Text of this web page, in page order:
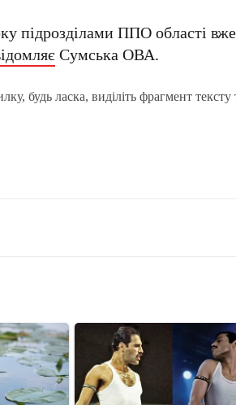
підрозділами ППО області
Сумська ОВА.
будь ласка, виділіть фрагмент тексту